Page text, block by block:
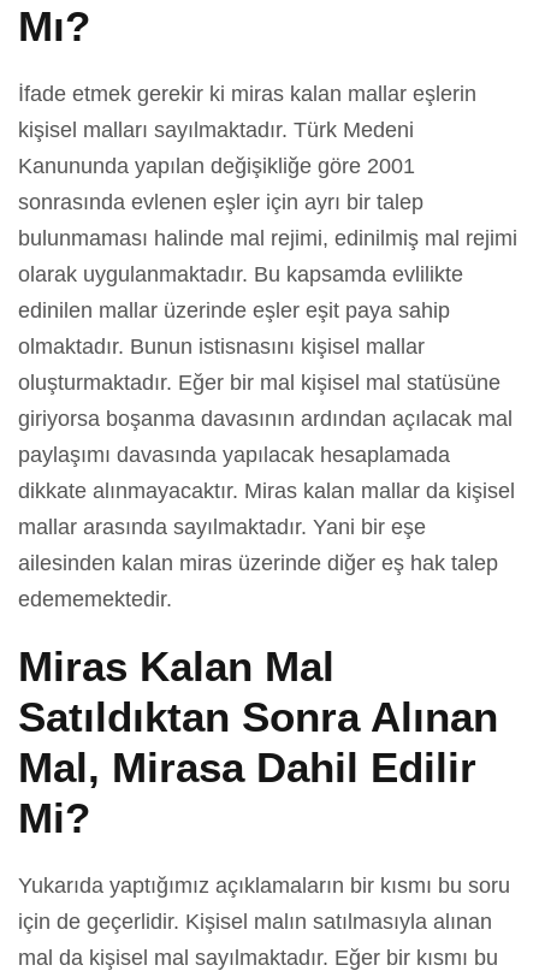
Mı?
İfade etmek gerekir ki miras kalan mallar eşlerin
kişisel malları sayılmaktadır. Türk Medeni
Kanununda yapılan değişikliğe göre 2001
sonrasında evlenen eşler için ayrı bir talep
bulunmaması halinde mal rejimi, edinilmiş mal rejimi
olarak uygulanmaktadır. Bu kapsamda evlilikte
edinilen mallar üzerinde eşler eşit paya sahip
olmaktadır. Bunun istisnasını kişisel mallar
oluşturmaktadır. Eğer bir mal kişisel mal statüsüne
giriyorsa boşanma davasının ardından açılacak mal
paylaşımı davasında yapılacak hesaplamada
dikkate alınmayacaktır. Miras kalan mallar da kişisel
mallar arasında sayılmaktadır. Yani bir eşe
ailesinden kalan miras üzerinde diğer eş hak talep
edememektedir.
Miras Kalan Mal
Satıldıktan Sonra Alınan
Mal, Mirasa Dahil Edilir
Mi?
Yukarıda yaptığımız açıklamaların bir kısmı bu soru
için de geçerlidir. Kişisel malın satılmasıyla alınan
mal da kişisel mal sayılmaktadır. Eğer bir kısmı bu